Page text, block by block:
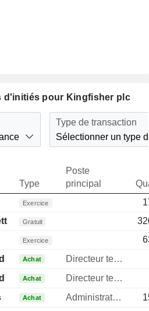
d'initiés pour Kingfisher plc
Type de transaction
Sélectionner un type
Type
Poste
principal
Exercice
Gratuit
Exercice
Achat
Directeur technique
Achat
Directeur technique
Achat Administrateur